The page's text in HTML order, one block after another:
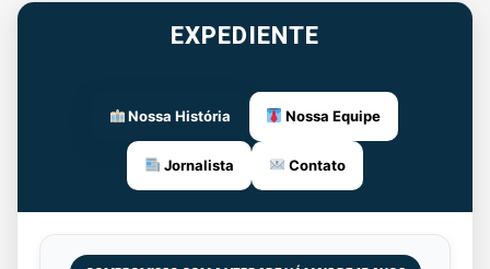
EXPEDIENTE
Nossa História Nossa Equipe
Jornalista Contato